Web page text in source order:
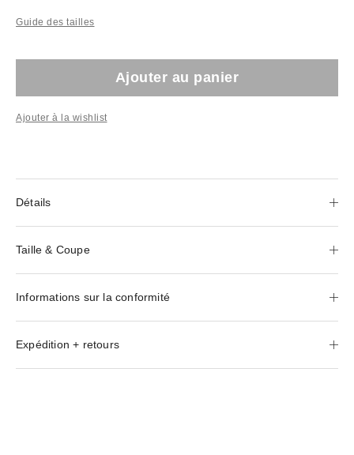
Guide des tailles
Ajouter au panier
Ajouter à la wishlist
Détails
Taille & Coupe
Informations sur la conformité
Expédition + retours